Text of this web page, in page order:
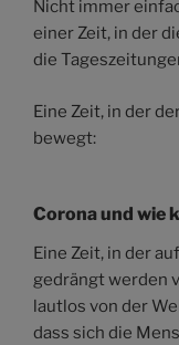
Nicht immer
einer Zeit, in der
die
Eine Zeit, in der
bewegt:
Corona und wie
Eine Zeit, in der
gedrängt werden
lautlos von der
dass sich die